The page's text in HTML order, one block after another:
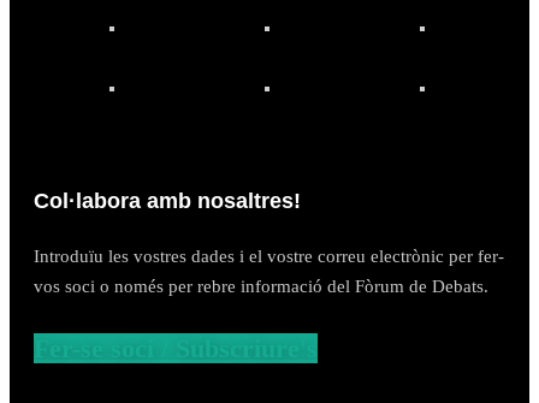
Col·labora amb nosaltres!
Introduïu les vostres dades i el vostre correu electrònic per fer-
vos soci o només per rebre informació del Fòrum de Debats.